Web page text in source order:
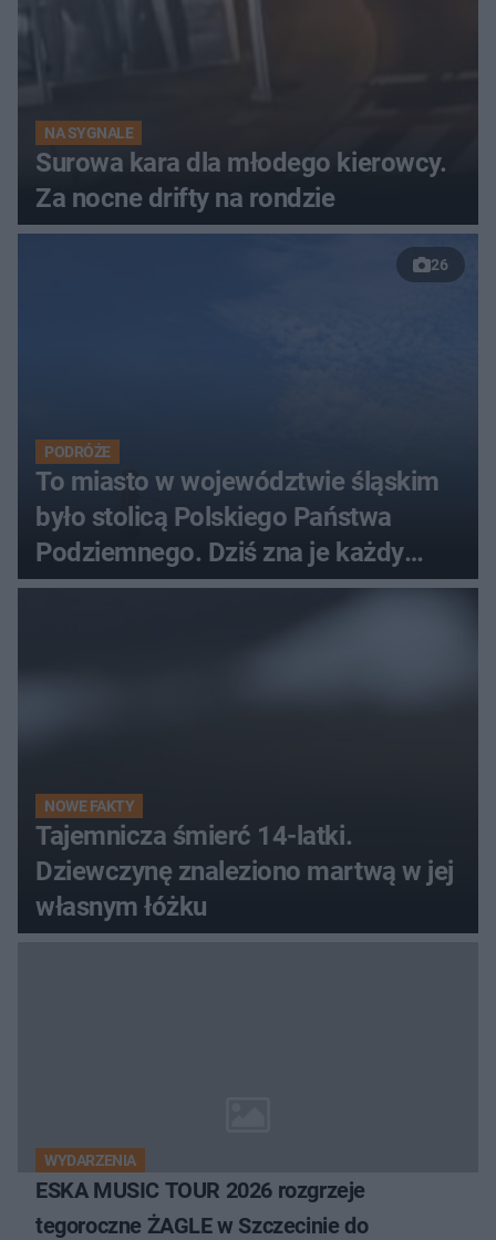
NA SYGNALE
Surowa kara dla młodego kierowcy.
Za nocne drifty na rondzie
26
PODRÓŻE
To miasto w województwie śląskim
było stolicą Polskiego Państwa
Podziemnego. Dziś zna je każdy
pielgrzym
NOWE FAKTY
Tajemnicza śmierć 14-latki.
Dziewczynę znaleziono martwą w jej
własnym łóżku
WYDARZENIA
ESKA MUSIC TOUR 2026 rozgrzeje
tegoroczne ŻAGLE w Szczecinie do